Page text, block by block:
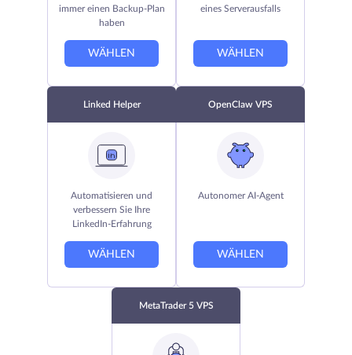
immer einen Backup-Plan
haben
WÄHLEN
eines Serverausfalls
WÄHLEN
Linked Helper
Automatisieren und
verbessern Sie Ihre
LinkedIn-Erfahrung
WÄHLEN
OpenClaw VPS
Autonomer AI-Agent
WÄHLEN
MetaTrader 5 VPS